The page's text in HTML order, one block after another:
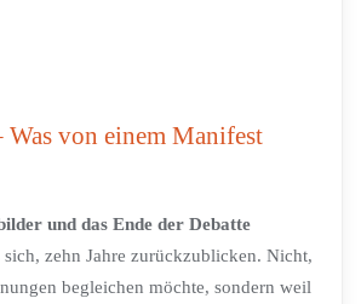
Was von einem Manifest
und das Ende der Debatte
zehn Jahre zurückzublicken. Nicht,
begleichen möchte, sondern weil